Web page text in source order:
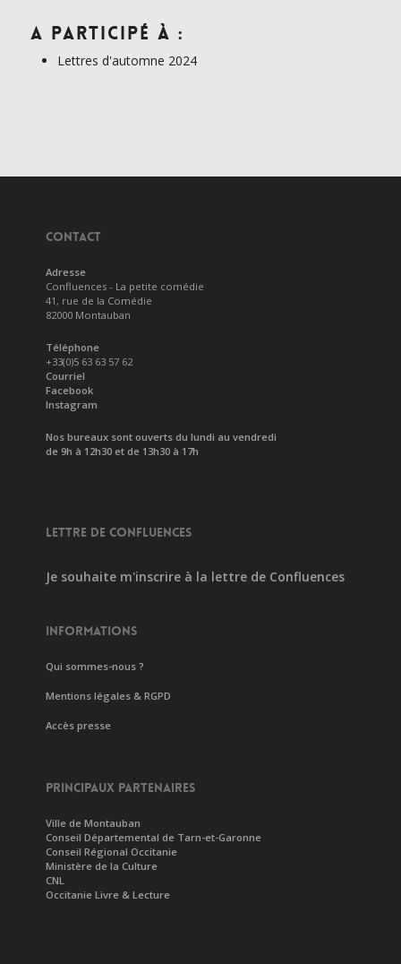
A participé à :
Lettres d'automne 2024
CONTACT
Adresse
Confluences - La petite comédie
41, rue de la Comédie
82000 Montauban
Téléphone
+33(0)5 63 63 57 62
Courriel
Facebook
Instagram
Nos bureaux sont ouverts du lundi au vendredi
de 9h à 12h30 et de 13h30 à 17h
LETTRE DE CONFLUENCES
Je souhaite m'inscrire à la lettre de Confluences
INFORMATIONS
Qui sommes-nous ?
Mentions légales & RGPD
Accès presse
PRINCIPAUX PARTENAIRES
Ville de Montauban
Conseil Départemental de Tarn-et-Garonne
Conseil Régional Occitanie
Ministère de la Culture
CNL
Occitanie Livre & Lecture